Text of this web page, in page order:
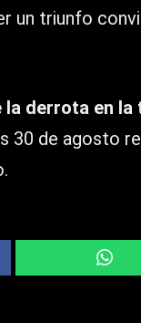
un triunfo
derrota en la
de agosto